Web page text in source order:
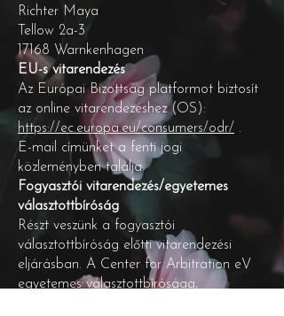
Richter Maya
Tellow 2a-3
17168 Warnkenhagen
EU-s vitarendezés
Az Európai Bizottság platformot biztosít
az online vitarendezéshez (OS):
https://ec.europa.eu/consumers/odr/ .
E-mail címünket a fenti jogi
közleményben találja.
Fogyasztói vitarendezés/egyetemes
választottbíróság
Részt veszünk a fogyasztói
választottbíróság előtti vitarendezési
eljárásban. A Center for Arbitration eV
egyetemes választottbírósága,